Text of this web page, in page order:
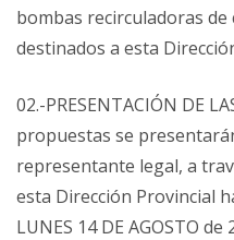
bombas recirculadoras
destinados a esta
02.-PRESENTACIÓN DE
propuestas se
representante legal, a
esta Dirección Provincial
LUNES 14 DE AGOSTO de